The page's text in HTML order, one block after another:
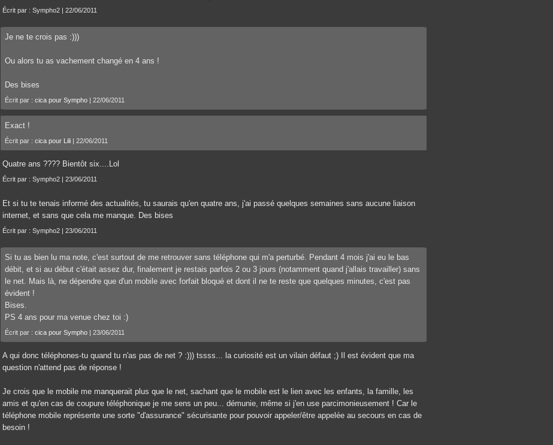
Écrit par : Sympho2 | 22/06/2011
Je ne te crois pas :)))
Ou alors tu as vachement changé en 4 ans !
Des bises
Écrit par : cica pour Sympho | 22/06/2011
Exact !
Écrit par : cica pour Lili | 22/06/2011
Quatre ans ???? Bientôt six....Lol
Écrit par : Sympho2 | 23/06/2011
Et si tu te tenais informé des actualités, tu saurais qu'en quatre ans, j'ai passé quelques semaines sans aucune liaison
internet, et sans que cela me manque. Des bises
Écrit par : Sympho2 | 23/06/2011
Si tu as bien lu ma note, c'est surtout de me retrouver sans téléphone qui m'a perturbé. Pendant 4 mois j'ai eu le bas
débit, et si au début c'était assez dur, finalement je restais parfois 2 ou 3 jours (notamment quand j'allais travailler) sans
le net. Mais là, ne dépendre que d'un mobile avec forfait bloqué et dont il ne te reste que quelques minutes, c'est pas
évident !
Bises.
PS 4 ans pour ma venue chez toi :)
Écrit par : cica pour Sympho | 23/06/2011
A qui donc téléphones-tu quand tu n'as pas de net ? :))) tssss... la curiosité est un vilain défaut ;) Il est évident que ma
question n'attend pas de réponse !
Je crois que le mobile me manquerait plus que le net, sachant que le mobile est le lien avec les enfants, la famille, les
amis et qu'en cas de coupure téléphonique je me sens un peu... démunie, même si j'en use parcimonieusement ! Car le
téléphone mobile représente une sorte "d'assurance" sécurisante pour pouvoir appeler/être appelée au secours en cas de
besoin !